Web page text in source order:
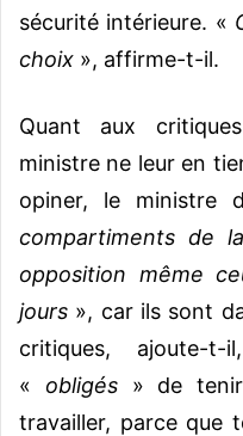
sécurité intérieure. «
choix », affirme-t-il.
Quant aux
ministre ne leur en
opiner, le ministre
compartiments de
opposition même
jours », car ils sont
critiques, ajoute-
« obligés» de tenir
travailler, parce que